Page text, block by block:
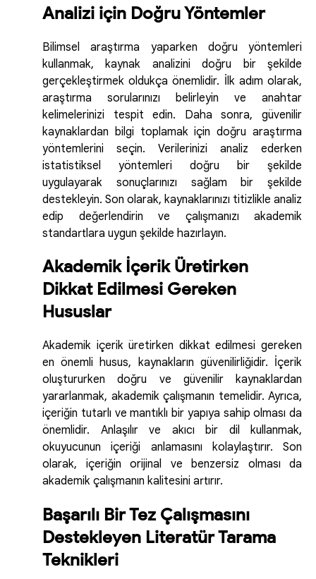
Analizi için Doğru Yöntemler
Bilimsel araştırma yaparken doğru yöntemleri
kullanmak, kaynak analizini doğru bir şekilde
gerçekleştirmek oldukça önemlidir. İlk adım olarak,
araştırma sorularınızı belirleyin ve anahtar
kelimelerinizi tespit edin. Daha sonra, güvenilir
kaynaklardan bilgi toplamak için doğru araştırma
yöntemlerini seçin. Verilerinizi analiz ederken
istatistiksel yöntemleri doğru bir şekilde
uygulayarak sonuçlarınızı sağlam bir şekilde
destekleyin. Son olarak, kaynaklarınızı titizlikle analiz
edip değerlendirin ve çalışmanızı akademik
standartlara uygun şekilde hazırlayın.
Akademik İçerik Üretirken
Dikkat Edilmesi Gereken
Hususlar
Akademik içerik üretirken dikkat edilmesi gereken
en önemli husus, kaynakların güvenilirliğidir. İçerik
oluştururken doğru ve güvenilir kaynaklardan
yararlanmak, akademik çalışmanın temelidir. Ayrıca,
içeriğin tutarlı ve mantıklı bir yapıya sahip olması da
önemlidir. Anlaşılır ve akıcı bir dil kullanmak,
okuyucunun içeriği anlamasını kolaylaştırır. Son
olarak, içeriğin orijinal ve benzersiz olması da
akademik çalışmanın kalitesini artırır.
Başarılı Bir Tez Çalışmasını
Destekleyen Literatür Tarama
Teknikleri